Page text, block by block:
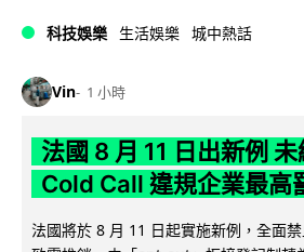
科技娛樂 生活娛樂 城中熱話
Vin 1 小時
法國 8 月 11 日出新例
Cold Call 違規企業最高
法國將於 8 月 11 日起實施新例，全面